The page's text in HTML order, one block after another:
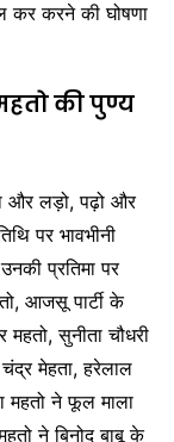
कर करने की घोषणा
की पुण्य
और लड़ो, पढ़ो और
पर भावभीनी
प्रतिमा पर
आजसू पार्टी के
महतो, सुनीता चौधरी
मेहता, हरेलाल
महतो ने फूल माला
ने बिनोद बाबू के